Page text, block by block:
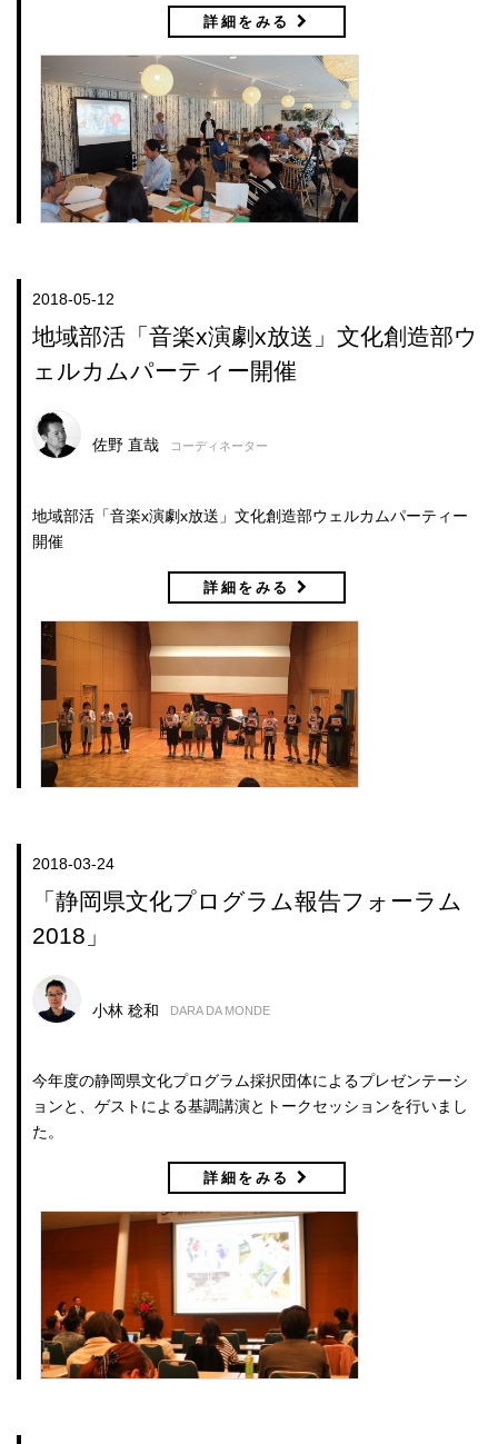
詳細をみる
2018-05-12
地域部活「音楽x演劇x放送」文化創造部ウ
ェルカムパーティー開催
佐野 直哉 コーディネーター
地域部活「音楽x演劇x放送」文化創造部ウェルカムパーティー
開催
詳細をみる
2018-03-24
「静岡県文化プログラム報告フォーラム
2018」
小林 稔和 DARA DA MONDE
今年度の静岡県文化プログラム採択団体によるプレゼンテーシ
ョンと、ゲストによる基調講演とトークセッションを行いまし
た。
詳細をみる